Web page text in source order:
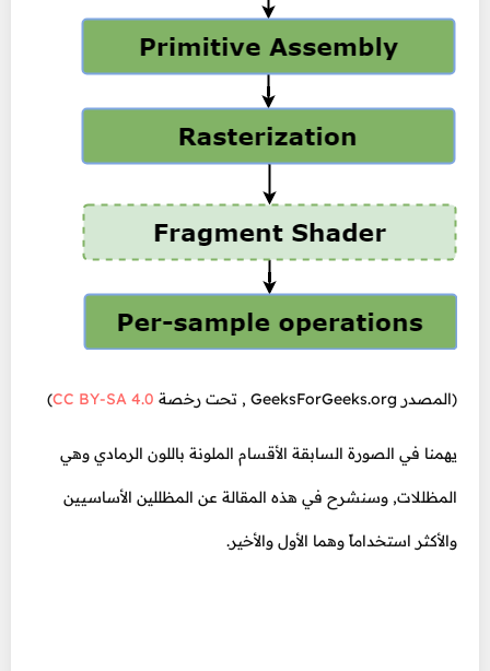
(المصدر GeeksForGeeks.org , تحت رخصة CC BY-SA 4.0
)
يهمنا في الصورة السابقة الأقسام الملونة باللون الرمادي وهي
المظللات, وسنشرح في هذه المقالة عن المظللين الأساسيين
والأكثر استخداماً وهما الأول والأخير.